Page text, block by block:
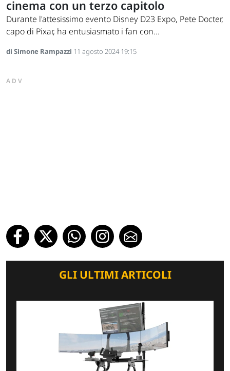
cinema con un terzo capitolo
Durante l'attesissimo evento Disney D23 Expo, Pete Docter,
capo di Pixar, ha entusiasmato i fan con...
di Simone Rampazzi 11 agosto 2024 19:15
ADV
GLI ULTIMI ARTICOLI